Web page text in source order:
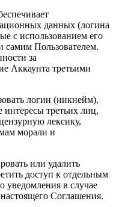
данных (логина
с использованием его
самим Пользователем.
за
Аккаунта третьими
логин (никнейм),
третьих лиц,
лексику,
морали и
или удалить
доступ к отдельным
уведомления в случае
Соглашения.